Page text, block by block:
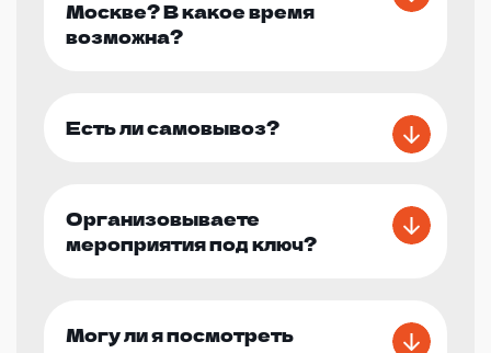
Москве? В какое время
возможна?
Есть ли самовывоз?
Организовываете
мероприятия под ключ?
Могу ли я посмотреть